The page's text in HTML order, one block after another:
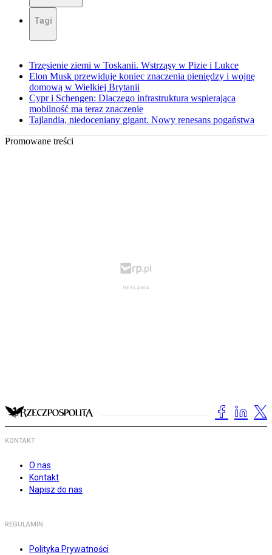
Tagi
Trzęsienie ziemi w Toskanii. Wstrząsy w Pizie i Lukce
Elon Musk przewiduje koniec znaczenia pieniędzy i wojnę
domową w Wielkiej Brytanii
Cypr i Schengen: Dlaczego infrastruktura wspierająca
mobilność ma teraz znaczenie
Tajlandia, niedoceniany gigant. Nowy renesans pogaństwa
Promowane treści
KONTAKT
O nas
Kontakt
Napisz do nas
REGULAMIN
Polityka Prywatności